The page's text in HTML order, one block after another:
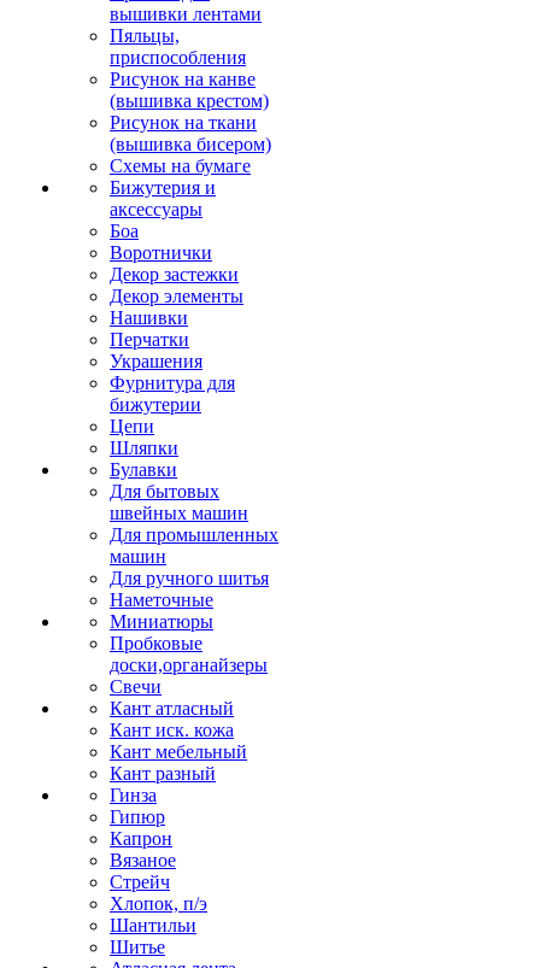
вышивки лентами
Пяльцы,
приспособления
Рисунок на канве
(вышивка крестом)
Рисунок на ткани
(вышивка бисером)
Схемы на бумаге
Бижутерия и
аксессуары
Боа
Воротнички
Декор застежки
Декор элементы
Нашивки
Перчатки
Украшения
Фурнитура для
бижутерии
Цепи
Шляпки
Булавки
Для бытовых
швейных машин
Для промышленных
машин
Для ручного шитья
Наметочные
Миниатюры
Пробковые
доски,органайзеры
Свечи
Кант атласный
Кант иск. кожа
Кант мебельный
Кант разный
Гинза
Гипюр
Капрон
Вязаное
Стрейч
Хлопок, п/э
Шантильи
Шитье